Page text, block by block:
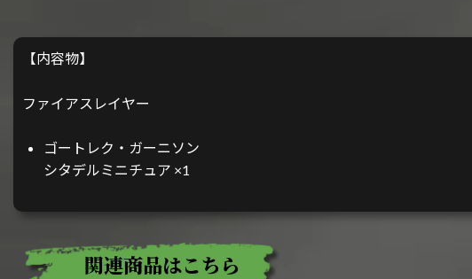
【内容物】
ファイアスレイヤー
ゴートレク・ガーニソン
シタデルミニチュア ×1
関連商品はこちら